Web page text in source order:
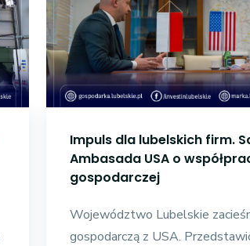
Impuls dla lubelskich firm.
Ambasada USA o
gospodarczej
Województwo Lubelskie
gospodarczą z USA.